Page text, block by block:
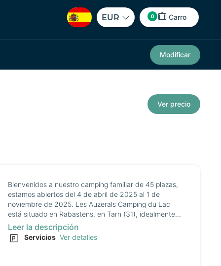
EUR 0 Carro
Modificar
Ver precio
Bienvenidos a nuestro camping familiar de 45 plazas,
estamos abiertos del 4 de abril de 2025 al 1 de
noviembre de 2025. Les Auzerals Camping du Lac
está situado en Rabastens, en Tarn (31), idealmente...
Leer la descripción
Servicios Ver detalles